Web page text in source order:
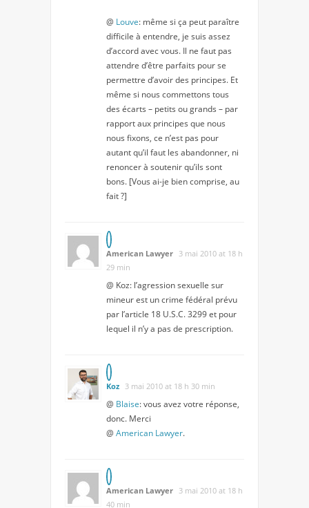
@ Louve: même si ça peut paraître
difficile à entendre, je suis assez
d’accord avec vous. Il ne faut pas
attendre d’être parfaits pour se
permettre d’avoir des principes. Et
même si nous commettons tous
des écarts – petits ou grands – par
rapport aux principes que nous
nous fixons, ce n’est pas pour
autant qu’il faut les abandonner, ni
renoncer à soutenir qu’ils sont
bons. [Vous ai-je bien comprise, au
fait ?]
American Lawyer 3 mai 2010 at 18 h
29 min
@ Koz: l’agression sexuelle sur
mineur est un crime fédéral prévu
par l’article 18 U.S.C. 3299 et pour
lequel il n’y a pas de prescription.
Koz 3 mai 2010 at 18 h 30 min
@ Blaise: vous avez votre réponse,
donc. Merci
@ American Lawyer.
American Lawyer 3 mai 2010 at 18 h
40 min